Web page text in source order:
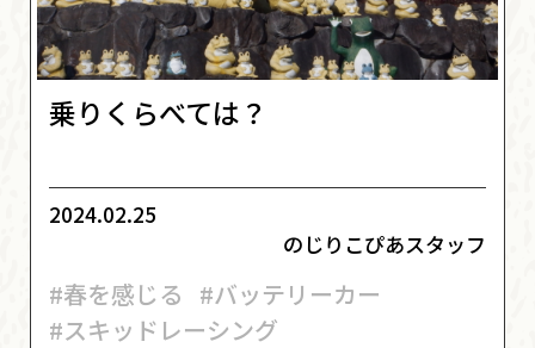
乗りくらべては？
2024.02.25
のじりこぴあスタッフ
#春を感じる #バッテリーカー
#スキッドレーシング